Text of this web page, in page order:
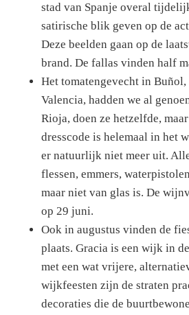
stad van Spanje overal
satirische blik geven op de
Deze beelden gaan op de
brand. De fallas vinden half
Het tomatengevecht in
Valencia, hadden we al
Rioja, doen ze hetzelfde,
dresscode is helemaal in het
er natuurlijk niet meer uit.
flessen, emmers,
maar niet van glas is. De
op 29 juni.
Ook in augustus vinden de
plaats. Gracia is een wijk in
met een wat vrijere,
wijkfeesten zijn de straten
decoraties die de